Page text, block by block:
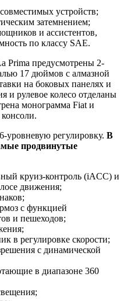
устройств;
затемнением;
и ассистентов,
по классу SAE.
Prima предусмотрены 2-
17 дюймов с алмазной
на боковых панелях и
и рулевое колесо отделаны
монограмма Fiat и
уровневую регулировку. В
продвинутые
круиз-контроль (iACC) и
движения;
с функцией
и пешеходов;
в регулировке скорости;
с динамической
в диапазоне 360